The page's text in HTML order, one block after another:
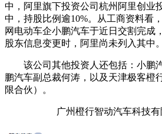
中，阿里旗下投资公司杭州阿里创业
中，持股比例逾10%。从工商资料看
网电动车企小鹏汽车于近日交割完成
股东信息变更时，阿里尚未列入其中。
该公司其他投资人还包括：小鹏
鹏汽车副总裁何涛，以及天津极客橙
限合伙）。
广州橙行智动汽车科技